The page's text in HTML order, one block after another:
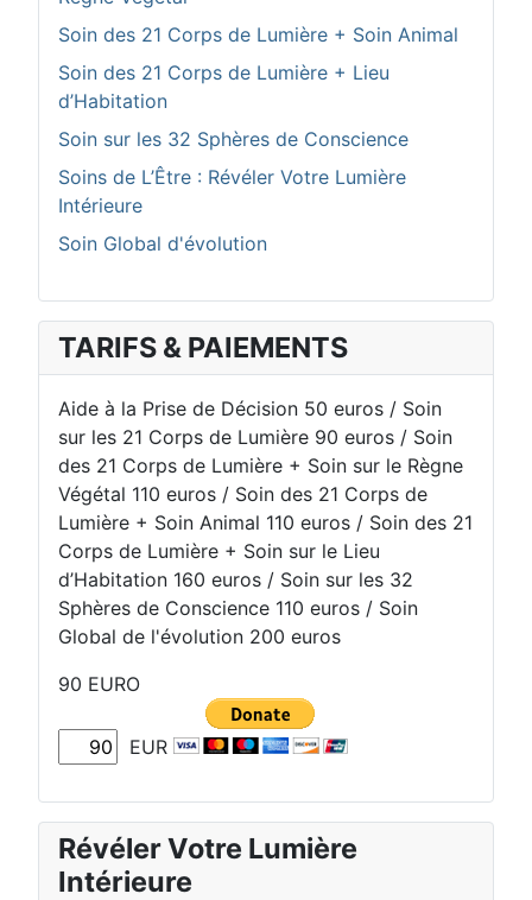
Soin des 21 Corps de Lumière + Soin Animal
Soin des 21 Corps de Lumière + Lieu
d’Habitation
Soin sur les 32 Sphères de Conscience
Soins de L’Être : Révéler Votre Lumière
Intérieure
Soin Global d'évolution
TARIFS & PAIEMENTS
Aide à la Prise de Décision 50 euros / Soin
sur les 21 Corps de Lumière 90 euros / Soin
des 21 Corps de Lumière + Soin sur le Règne
Végétal 110 euros / Soin des 21 Corps de
Lumière + Soin Animal 110 euros / Soin des 21
Corps de Lumière + Soin sur le Lieu
d’Habitation 160 euros / Soin sur les 32
Sphères de Conscience 110 euros / Soin
Global de l'évolution 200 euros
90 EURO
EUR
Révéler Votre Lumière
Intérieure